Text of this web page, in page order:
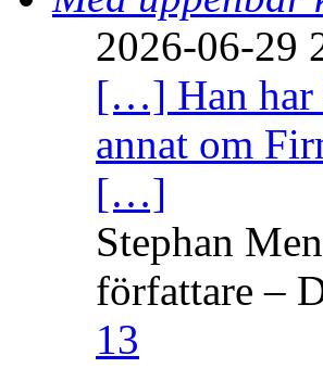
2026-06-29
[…] Han har
annat om
[…]
Stephan
författare –
13